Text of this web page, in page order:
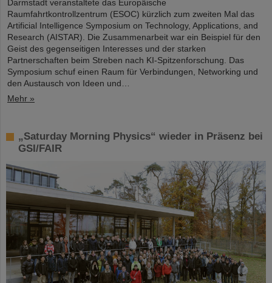
Darmstadt veranstaltete das Europäische
Raumfahrtkontrollzentrum (ESOC) kürzlich zum zweiten Mal das
Artificial Intelligence Symposium on Technology, Applications, and
Research (AISTAR). Die Zusammenarbeit war ein Beispiel für den
Geist des gegenseitigen Interesses und der starken
Partnerschaften beim Streben nach KI-Spitzenforschung. Das
Symposium schuf einen Raum für Verbindungen, Networking und
den Austausch von Ideen und…
Mehr »
„Saturday Morning Physics“ wieder in Präsenz bei
GSI/FAIR